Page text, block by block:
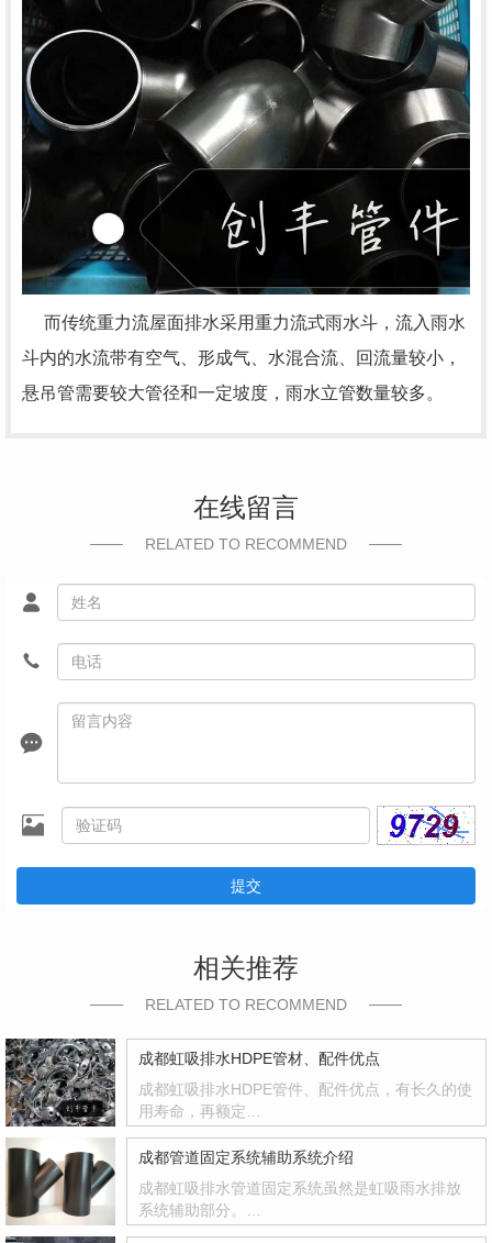
而传统重力流屋面排水采用重力流式雨水斗，流入雨水
斗内的水流带有空气、形成气、水混合流、回流量较小，
悬吊管需要较大管径和一定坡度，雨水立管数量较多。
在线留言
RELATED TO RECOMMEND
提交
相关推荐
RELATED TO RECOMMEND
成都虹吸排水HDPE管材、配件优点
成都虹吸排水HDPE管件、配件优点，有长久的使
用寿命，再额定…
成都管道固定系统辅助系统介绍
成都虹吸排水管道固定系统虽然是虹吸雨水排放
系统辅助部分。…